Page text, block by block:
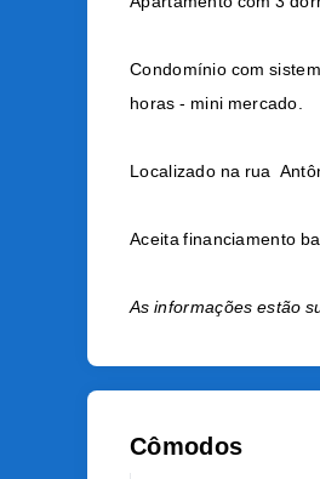
Condomínio com
horas - mini mercado.
Localizado na rua
Aceita financiamento
As informações estão
Cômodos